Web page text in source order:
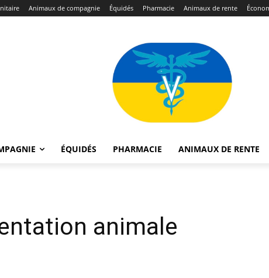
Animaux de compagnie Équidés Pharmacie Animaux de rente
ÉQUIDÉS PHARMACIE ANIMAUX DE RENTE
animale